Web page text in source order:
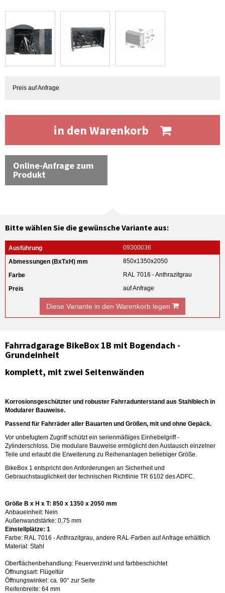
Preis auf Anfrage
in den Warenkorb
Online-Anfrage zum
Produkt
Bitte wählen Sie die gewünsche Variante aus:
09300036
850x1350x2050
RAL 7016 - Anthrazitgrau
auf Anfrage
Diese Variante in den Warenkorb legen
Fahrradgarage BikeBox 1B mit Bogendach -
Grundeinheit
komplett, mit zwei Seitenwänden
Korrosionsgeschützter und robuster Fahrradunterstand aus Stahlblech in
Modularer Bauweise.
Passend für Fahrräder aller Bauarten und Größen, mit und ohne Gepäck.
Vor unbefugtem Zugriff schützt ein serienmäßiges Einhebelgriff -
Zylinderschloss. Die modulare Bauweise ermöglicht den Austausch einzelner
Teile und erlaubt die Erweiterung zu Reihenanlagen beliebiger Größe.
BikeBox 1 entspricht den Anforderungen an Sicherheit und
Gebrauchstauglichkeit der technischen Richtlinie TR 6102 des ADFC.
Größe B x H x T: 850 x 1350 x 2050 mm
Anbaueinheit: Nein
Außenwandstärke: 0,75 mm
Einstellplätze: 1
Farbe: RAL 7016 - Anthrazitgrau, andere RAL-Farben auf Anfrage erhältlich
Material: Stahl
Oberflächenbehandlung: Feuerverzinkt und farbbeschichtet
Öffnungsart: Flügeltür
Öffnungswinkel: ca. 90° zur Seite
Reifenbreite: 64 mm